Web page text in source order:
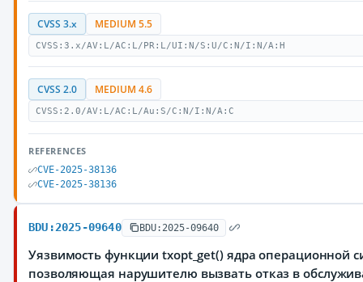
CVSS 3.x MEDIUM 5.5
CVSS:3.x/AV:L/AC:L/PR:L/UI:N/S:U/C:N/I:N/A:H
CVSS 2.0 MEDIUM 4.6
CVSS:2.0/AV:L/AC:L/Au:S/C:N/I:N/A:C
REFERENCES
CVE-2025-38136
CVE-2025-38136
BDU:2025-09640 BDU:2025-09640
Уязвимость функции txopt_get() ядра операционной
позволяющая нарушителю вызвать отказ в